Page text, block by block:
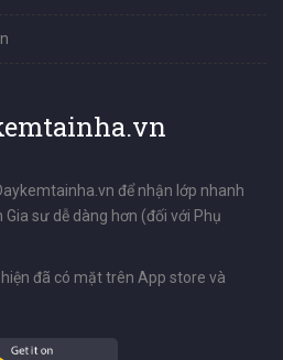
để nhận lớp nhanh
sư dễ dàng hơn (đối với Phụ
đã có mặt trên App store và